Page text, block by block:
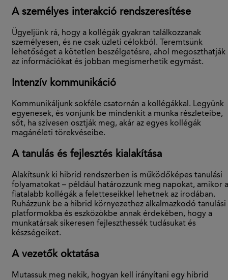
A személyes interakció rendszeresítése
Ügyeljünk rá, hogy a kollégák gyakran találkozzanak
személyesen, és ne csak üzleti célokból. Teremtsünk
lehetőséget a kötetlen beszélgetésre, ahol megoszthatják
az információkat és jobban megismerhetik egymást.
Intenzív kommunikáció
Kommunikáljunk sokféle csatornán a kollégákkal. Legyünk
egyenesek, és vonjunk be mindenkit a munka részleteibe,
sőt, ha szívesen osztják meg, akár az egyes kollégák
magánéleti törekvéseibe.
A tanulás és fejlesztés kialakítása
Alakítsunk ki hibrid rendszerben is működőképes tanulási
folyamatokat – például határozzunk meg napokat, amikor a
fiatalabb kollégák a feletteseikkel lehetnek az irodában.
Ruházzunk be a hibrid környezethez alkalmazkodó tanulási
platformokba és eszközökbe annak érdekében, hogy a
munkatársak sikeresen fejleszthessék tudásukat és
készségeiket.
A vezetők oktatása
Mutassuk meg nekik, hogyan kell irányítani egy hibrid